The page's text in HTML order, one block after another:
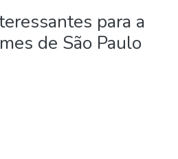
Digital
Estatísticas
para a
de São Paulo